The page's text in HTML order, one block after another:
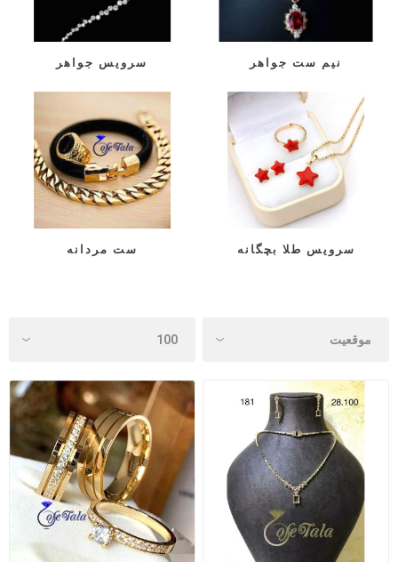
نیم ست جواهر سرویس جواهر
سرویس طلا بچگانه ست مردانه